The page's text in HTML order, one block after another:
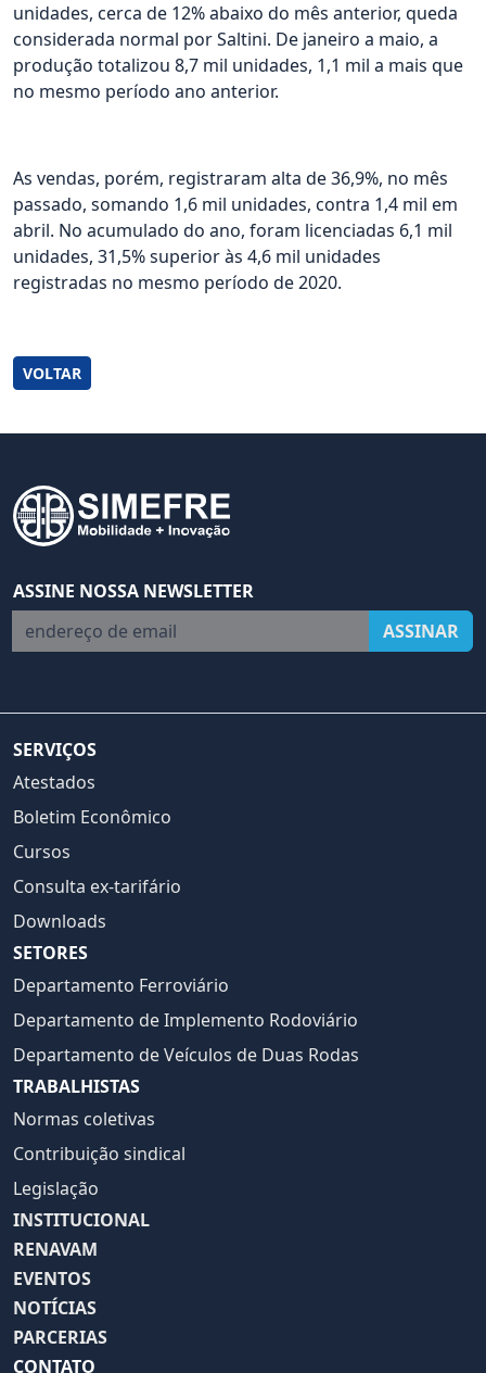
unidades, cerca de 12% abaixo do mês anterior, queda
considerada normal por Saltini. De janeiro a maio, a
produção totalizou 8,7 mil unidades, 1,1 mil a mais que
no mesmo período ano anterior.
As vendas, porém, registraram alta de 36,9%, no mês
passado, somando 1,6 mil unidades, contra 1,4 mil em
abril. No acumulado do ano, foram licenciadas 6,1 mil
unidades, 31,5% superior às 4,6 mil unidades
registradas no mesmo período de 2020.
VOLTAR
ASSINE NOSSA NEWSLETTER
endereço de email
ASSINAR
SERVIÇOS
Atestados
Boletim Econômico
Cursos
Consulta ex-tarifário
Downloads
SETORES
Departamento Ferroviário
Departamento de Implemento Rodoviário
Departamento de Veículos de Duas Rodas
TRABALHISTAS
Normas coletivas
Contribuição sindical
Legislação
INSTITUCIONAL
RENAVAM
EVENTOS
NOTÍCIAS
PARCERIAS
CONTATO